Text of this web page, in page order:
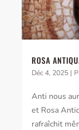
ROSA
Déc 4, 2025|
Anti nous
et Rosa
rafraîchit